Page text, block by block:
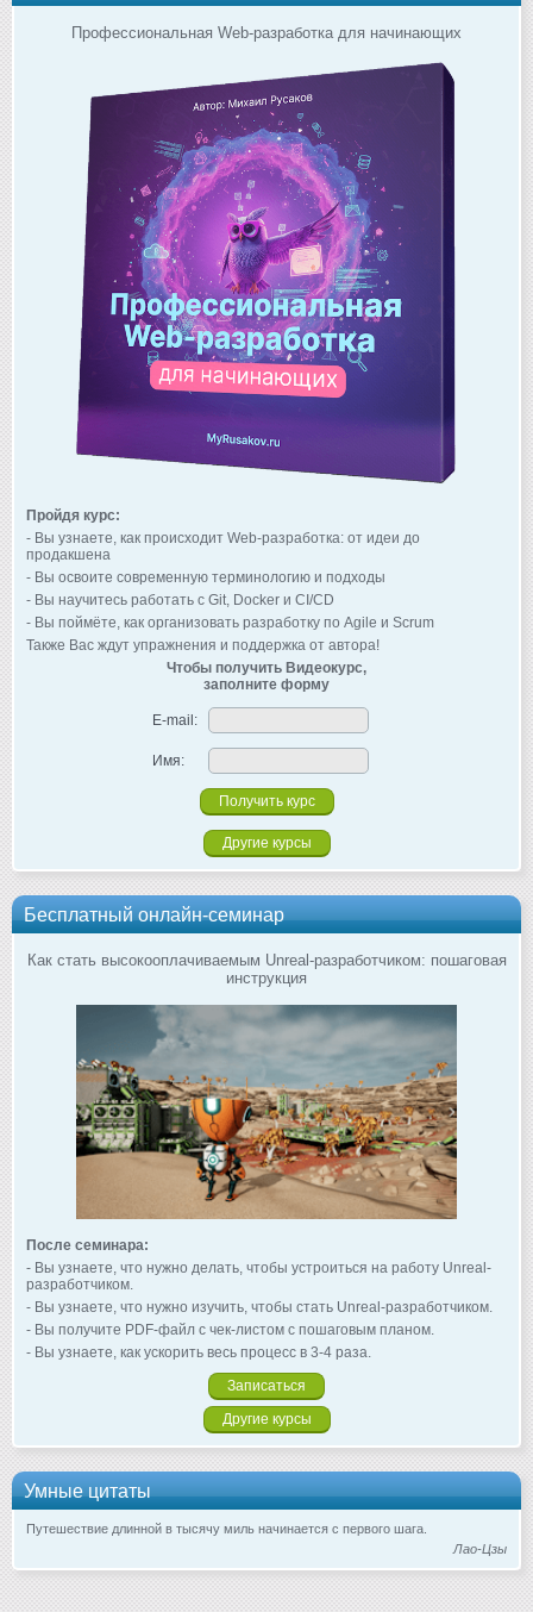
Профессиональная Web-разработка для начинающих
Пройдя курс:
- Вы узнаете, как происходит Web-разработка: от идеи до
продакшена
- Вы освоите современную терминологию и подходы
- Вы научитесь работать с Git, Docker и CI/CD
- Вы поймёте, как организовать разработку по Agile и Scrum
Также Вас ждут упражнения и поддержка от автора!
Чтобы получить Видеокурс,
заполните форму
E-mail:
Имя:
Другие курсы
Бесплатный онлайн-семинар
Как стать высокооплачиваемым Unreal-разработчиком: пошаговая
инструкция
После семинара:
- Вы узнаете, что нужно делать, чтобы устроиться на работу Unreal-
разработчиком.
- Вы узнаете, что нужно изучить, чтобы стать Unreal-разработчиком.
- Вы получите PDF-файл с чек-листом с пошаговым планом.
- Вы узнаете, как ускорить весь процесс в 3-4 раза.
Записаться
Другие курсы
Умные цитаты
Путешествие длинной в тысячу миль начинается с первого шага.
Лао-Цзы